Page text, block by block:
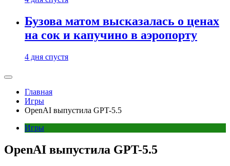
Бузова матом высказалась о ценах
на сок и капучино в аэропорту
4 дня спустя
Главная
Игры
OpenAI выпустила GPT-5.5
Игры
OpenAI выпустила GPT-5.5